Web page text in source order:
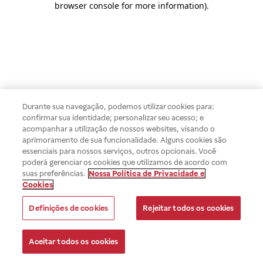
browser console for more information).
Durante sua navegação, podemos utilizar cookies para:
confirmar sua identidade; personalizar seu acesso; e
acompanhar a utilização de nossos websites, visando o
aprimoramento de sua funcionalidade. Alguns cookies são
essenciais para nossos serviços, outros opcionais. Você
poderá gerenciar os cookies que utilizamos de acordo com
suas preferências. Nossa Política de Privacidade e
Cookies
Definições de cookies Rejeitar todos os cookies
Aceitar todos os cookies